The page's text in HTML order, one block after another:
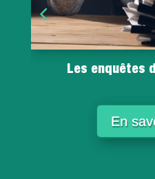
Les enquêtes
En